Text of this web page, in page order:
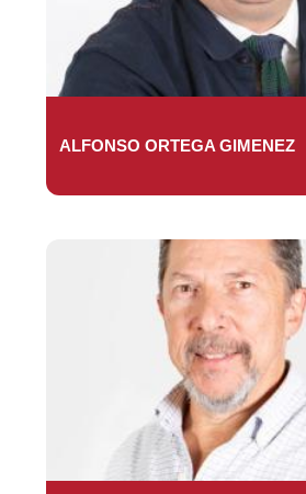
ALFONSO ORTEGA GIMENEZ